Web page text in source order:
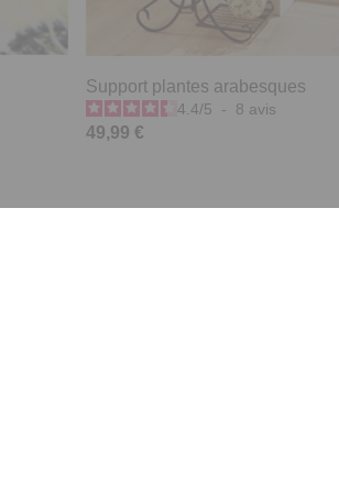
Support plantes arabesques
4.4/5 - 8 avis
49,99 €